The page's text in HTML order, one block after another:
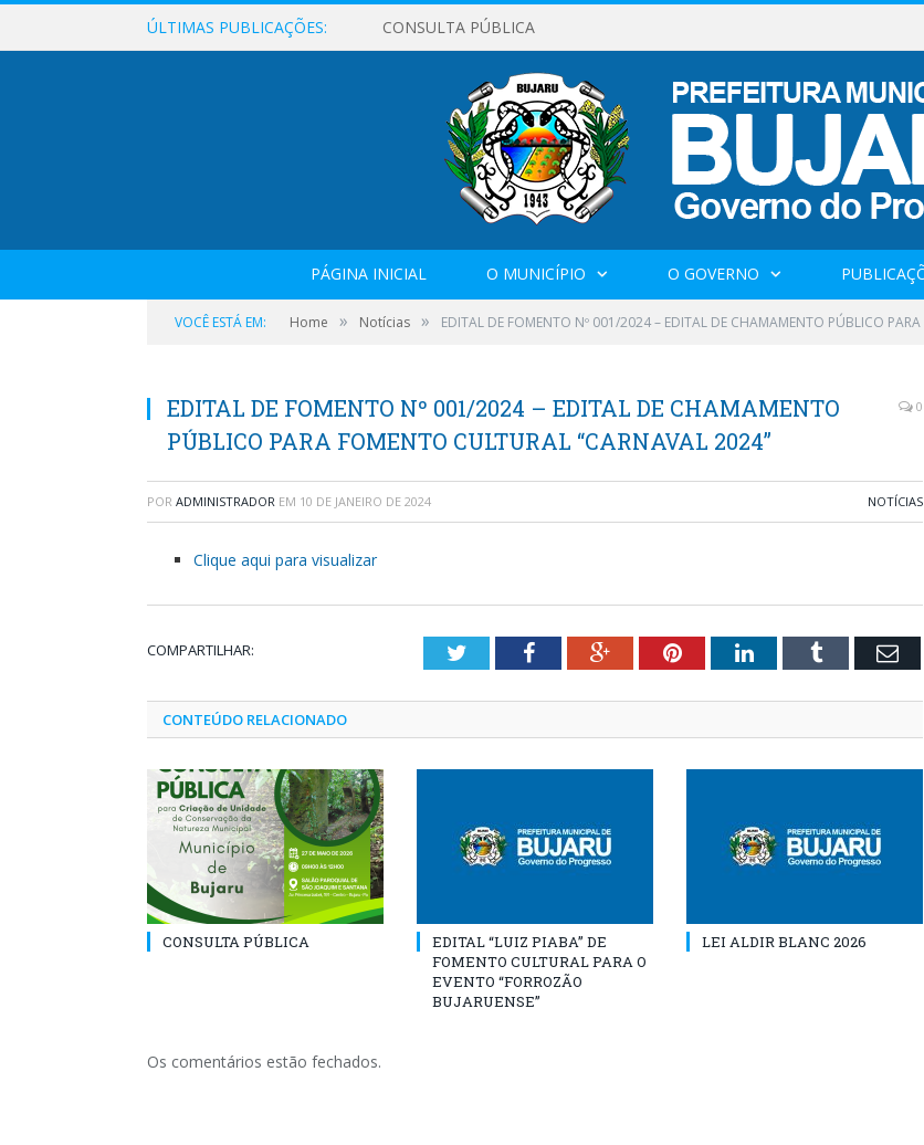
ÚLTIMAS PUBLICAÇÕES: CONSULTA PÚBLICA
PÁGINA INICIAL O MUNICÍPIO O GOVERNO
VOCÊ ESTÁ EM: Home » Notícias » EDITAL DE FOMENTO Nº 001/2024 – EDITAL DE CHAMAMENTO PÚBLICO
EDITAL DE FOMENTO Nº 001/2024 – EDITAL DE CHAMAMENTO
PÚBLICO PARA FOMENTO CULTURAL “CARNAVAL 2024”
0
POR ADMINISTRADOR EM 10 DE JANEIRO DE 2024 NOTÍCIAS
Clique aqui para visualizar
COMPARTILHAR: TwitterFacebookGoogle+PinterestLinkedInTumblr
CONTEÚDO RELACIONADO
CONSULTA PÚBLICA
EDITAL “LUIZ PIABA” DE
FOMENTO CULTURAL PARA O
EVENTO “FORROZÃO
BUJARUENSE”
LEI ALDIR BLANC 2026
Os comentários estão fechados.